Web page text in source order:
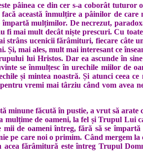
pâinea ce din cer s-a coborât tuturor
această înmulțire a pâinilor de care
mulțimilor. De necrezut,
mai mult decât niște prescuri. Cu
strâns ucenicii fărâmituri, fiecare câte
mai ales, mult mai interesant ce
lui Hristos. Dar ea ascunde în
se înmulțesc în urechile miilor de
și mintea noastră. Și atunci ceea
vremi mai târziu când vom avea
minune făcută în pustie, a vrut să
de oameni, la fel și Trupul Lui
de oameni întreg, fără să se
pe care noi o primim. Când mergem
fărâmitură este întreg Trupul